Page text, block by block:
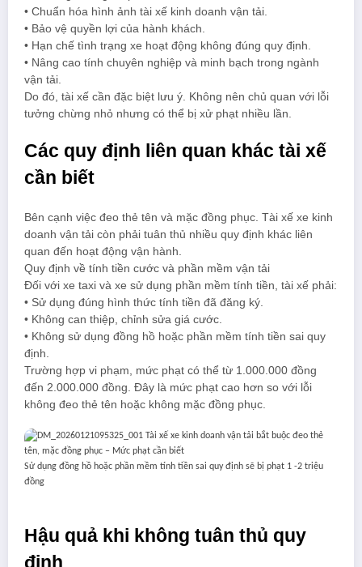
• Chuẩn hóa hình ảnh tài xế kinh doanh vận tải.
• Bảo vệ quyền lợi của hành khách.
• Hạn chế tình trạng xe hoạt động không đúng quy định.
• Nâng cao tính chuyên nghiệp và minh bạch trong ngành
vận tải.
Do đó, tài xế cần đặc biệt lưu ý. Không nên chủ quan với lỗi
tưởng chừng nhỏ nhưng có thể bị xử phạt nhiều lần.
Các quy định liên quan khác tài xế
cần biết
Bên cạnh việc đeo thẻ tên và mặc đồng phục. Tài xế xe kinh
doanh vận tải còn phải tuân thủ nhiều quy định khác liên
quan đến hoạt động vận hành.
Quy định về tính tiền cước và phần mềm vận tải
Đối với xe taxi và xe sử dụng phần mềm tính tiền, tài xế phải:
• Sử dụng đúng hình thức tính tiền đã đăng ký.
• Không can thiệp, chỉnh sửa giá cước.
• Không sử dụng đồng hồ hoặc phần mềm tính tiền sai quy
định.
Trường hợp vi phạm, mức phạt có thể từ 1.000.000 đồng
đến 2.000.000 đồng. Đây là mức phạt cao hơn so với lỗi
không đeo thẻ tên hoặc không mặc đồng phục.
Sử dụng đồng hồ hoặc phần mềm tính tiền sai quy định sẽ bị phạt 1 -2 triệu
đồng
Hậu quả khi không tuân thủ quy
định